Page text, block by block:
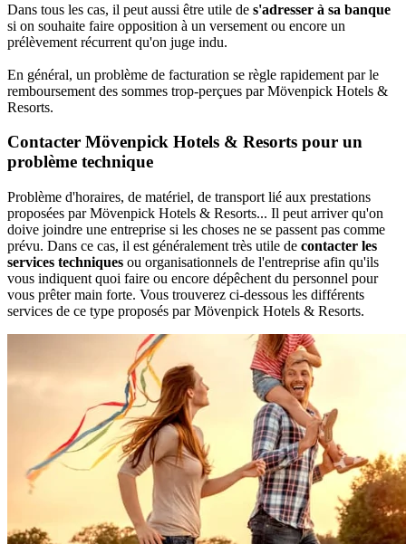
Dans tous les cas, il peut aussi être utile de s'adresser à sa banque
si on souhaite faire opposition à un versement ou encore un
prélèvement récurrent qu'on juge indu.
En général, un problème de facturation se règle rapidement par le
remboursement des sommes trop-perçues par Mövenpick Hotels &
Resorts.
Contacter Mövenpick Hotels & Resorts pour un
problème technique
Problème d'horaires, de matériel, de transport lié aux prestations
proposées par Mövenpick Hotels & Resorts... Il peut arriver qu'on
doive joindre une entreprise si les choses ne se passent pas comme
prévu. Dans ce cas, il est généralement très utile de contacter les
services techniques ou organisationnels de l'entreprise afin qu'ils
vous indiquent quoi faire ou encore dépêchent du personnel pour
vous prêter main forte. Vous trouverez ci-dessous les différents
services de ce type proposés par Mövenpick Hotels & Resorts.